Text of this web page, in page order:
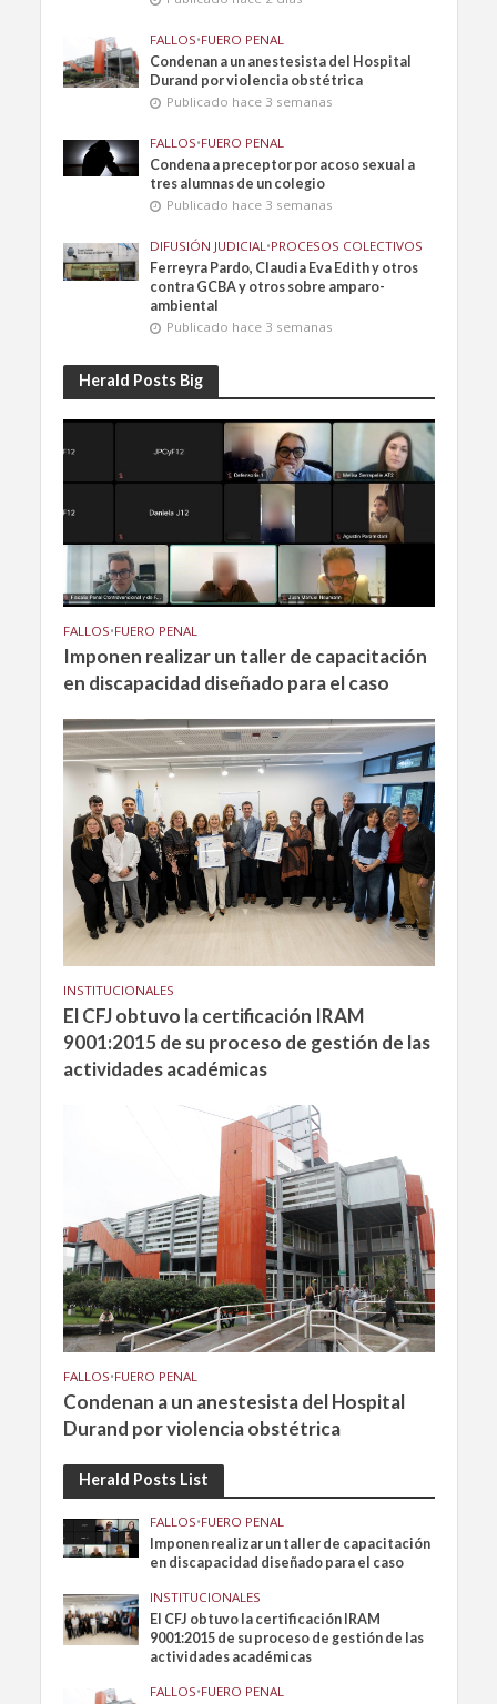
FALLOS•FUERO PENAL
Condenan a un anestesista del Hospital
Durand por violencia obstétrica
Publicado hace 3 semanas
FALLOS•FUERO PENAL
Condena a preceptor por acoso sexual a
tres alumnas de un colegio
Publicado hace 3 semanas
DIFUSIÓN JUDICIAL •PROCESOS COLECTIVOS
Ferreyra Pardo, Claudia Eva Edith y otros
contra GCBA y otros sobre amparo-
ambiental
Publicado hace 3 semanas
Herald Posts Big
FALLOS•FUERO PENAL
Imponen realizar un taller de capacitación
en discapacidad diseñado para el caso
INSTITUCIONALES
El CFJ obtuvo la certificación IRAM
9001:2015 de su proceso de gestión de las
actividades académicas
FALLOS•FUERO PENAL
Condenan a un anestesista del Hospital
Durand por violencia obstétrica
Herald Posts List
FALLOS•FUERO PENAL
Imponen realizar un taller de capacitación
en discapacidad diseñado para el caso
INSTITUCIONALES
El CFJ obtuvo la certificación IRAM
9001:2015 de su proceso de gestión de las
actividades académicas
FALLOS•FUERO PENAL